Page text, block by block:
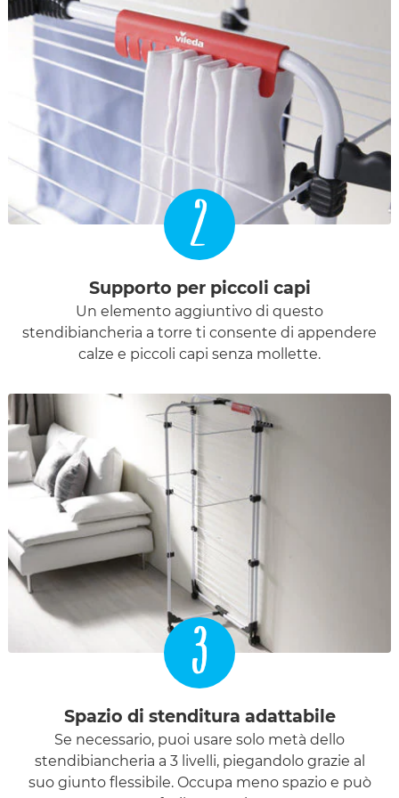
2
Supporto per piccoli capi
Un elemento aggiuntivo di questo
stendibiancheria a torre ti consente di appendere
calze e piccoli capi senza mollette.
3
Spazio di stenditura adattabile
Se necessario, puoi usare solo metà dello
stendibiancheria a 3 livelli, piegandolo grazie al
suo giunto flessibile. Occupa meno spazio e può